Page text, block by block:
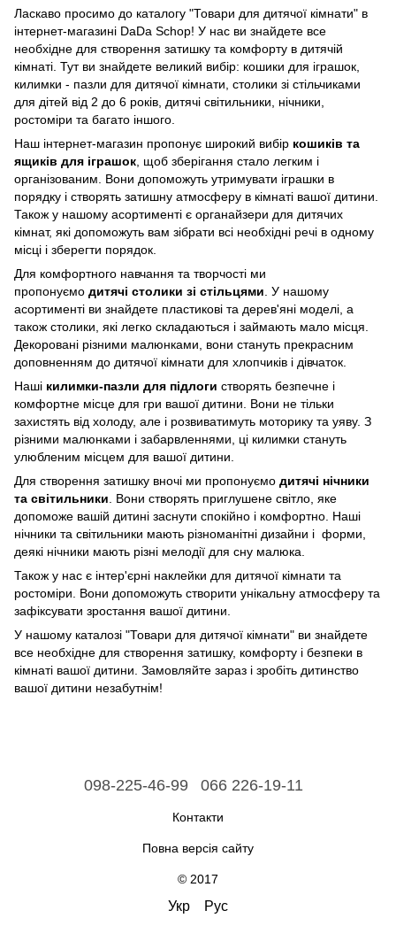
Ласкаво просимо до каталогу "Товари для дитячої кімнати" в
інтернет-магазині DaDa Schop! У нас ви знайдете все
необхідне для створення затишку та комфорту в дитячій
кімнаті. Тут ви знайдете великий вибір: кошики для іграшок,
килимки - пазли для дитячої кімнати, столики зі стільчиками
для дітей від 2 до 6 років, дитячі світильники, нічники,
ростоміри та багато іншого.
Наш інтернет-магазин пропонує широкий вибір кошиків та
ящиків для іграшок , щоб зберігання стало легким і
організованим. Вони допоможуть утримувати іграшки в
порядку і створять затишну атмосферу в кімнаті вашої дитини.
Також у нашому асортименті є органайзери для дитячих
кімнат, які допоможуть вам зібрати всі необхідні речі в одному
місці і зберегти порядок.
Для комфортного навчання та творчості ми
пропонуємо дитячі столики зі стільцями . У нашому
асортименті ви знайдете пластикові та дерев'яні моделі, а
також столики, які легко складаються і займають мало місця.
Декоровані різними малюнками, вони стануть прекрасним
доповненням до дитячої кімнати для хлопчиків і дівчаток.
Наші килимки-пазли для підлоги створять безпечне і
комфортне місце для гри вашої дитини. Вони не тільки
захистять від холоду, але і розвиватимуть моторику та уяву. З
різними малюнками і забарвленнями, ці килимки стануть
улюбленим місцем для вашої дитини.
Для створення затишку вночі ми пропонуємо дитячі нічники
та світильники . Вони створять приглушене світло, яке
допоможе вашій дитині заснути спокійно і комфортно. Наші
нічники та світильники мають різноманітні дизайни і форми,
деякі нічники мають різні мелодії для сну малюка.
Також у нас є інтер'єрні наклейки для дитячої кімнати та
ростоміри. Вони допоможуть створити унікальну атмосферу та
зафіксувати зростання вашої дитини.
У нашому каталозі "Товари для дитячої кімнати" ви знайдете
все необхідне для створення затишку, комфорту і безпеки в
кімнаті вашої дитини. Замовляйте зараз і зробіть дитинство
вашої дитини незабутнім!
098-225-46-99 066 226-19-11
Контакти
Повна версія сайту
© 2017
Укр Рус